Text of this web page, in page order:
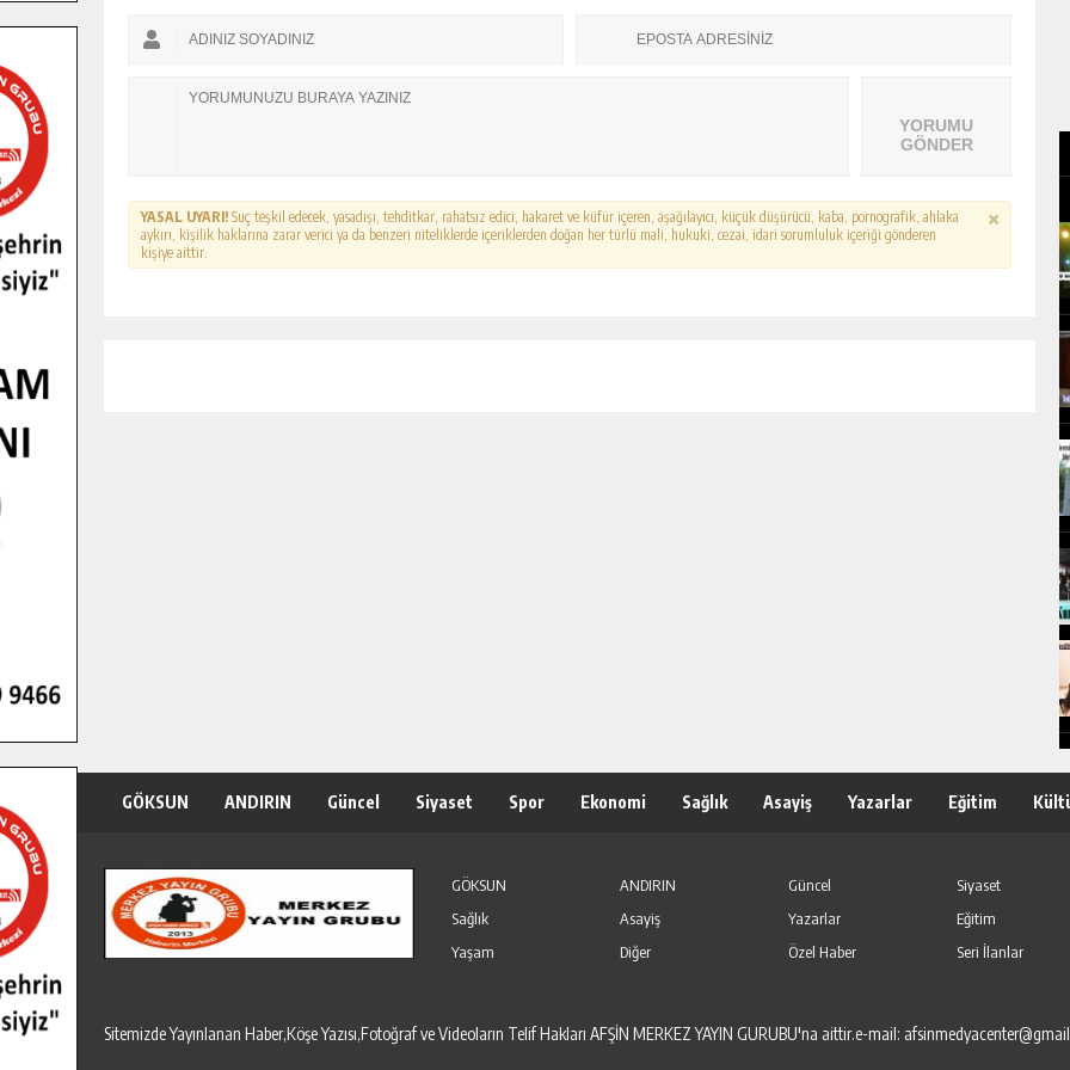
YORUMU
GÖNDER
YASAL UYARI! Suç teşkil edecek, yasadışı, tehditkar, rahatsız edici, hakaret ve küfür içeren, aşağılayıcı, küçük düşürücü, kaba, pornografik, ahlaka
aykırı, kişilik haklarına zarar verici ya da benzeri niteliklerde içeriklerden doğan her türlü mali, hukuki, cezai, idari sorumluluk içeriği gönderen
kişiye aittir.
GÖKSUN ANDIRIN Güncel Siyaset Spor Ekonomi Sağlık Asayiş Yazarlar Eğitim
GÖKSUN ANDIRIN Güncel Siyaset
Sağlık
Asayiş Yazarlar Eğitim
Yaşam
Diğer Özel Haber Seri İlanlar
Sitemizde Yayınlanan Haber,Köşe Yazısı,Fotoğraf ve Videoların Telif Hakları AFŞİN MERKEZ YAYIN GURUBU'na aittir.e-mail: